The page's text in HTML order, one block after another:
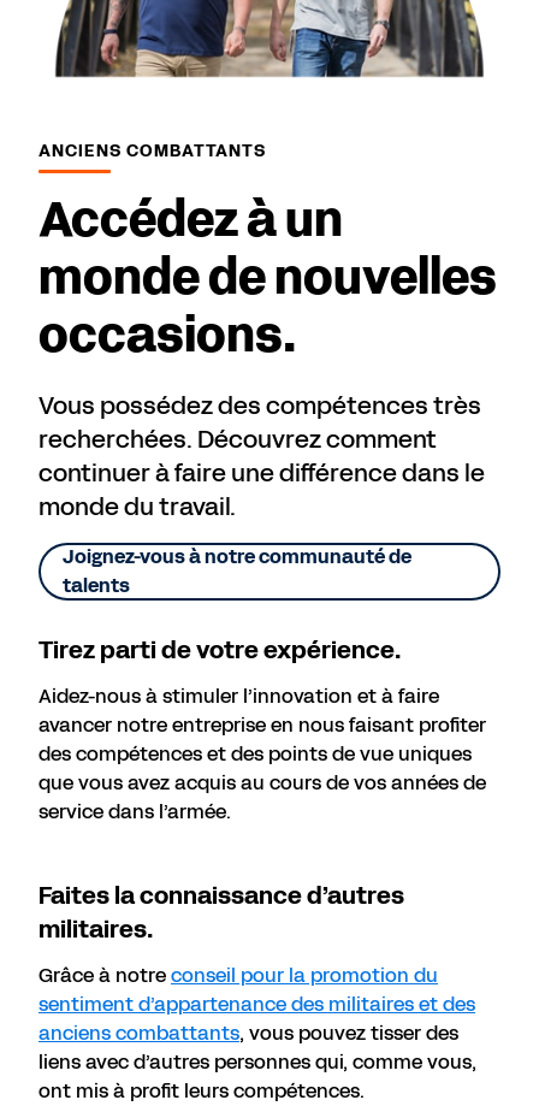
ANCIENS COMBATTANTS
Accédez à un
monde de nouvelles
occasions.
Vous possédez des compétences très
recherchées. Découvrez comment
continuer à faire une différence dans le
monde du travail.
Joignez-vous à notre communauté de
talents
Tirez parti de votre expérience.
Aidez-nous à stimuler l’innovation et à faire
avancer notre entreprise en nous faisant profiter
des compétences et des points de vue uniques
que vous avez acquis au cours de vos années de
service dans l’armée.
Faites la connaissance d’autres
militaires.
Grâce à notreconseil pour la promotion du
sentiment d’appartenance des militaires et des
anciens combattants, vous pouvez tisser des
liens avec d’autres personnes qui, comme vous,
ont mis à profit leurs compétences.